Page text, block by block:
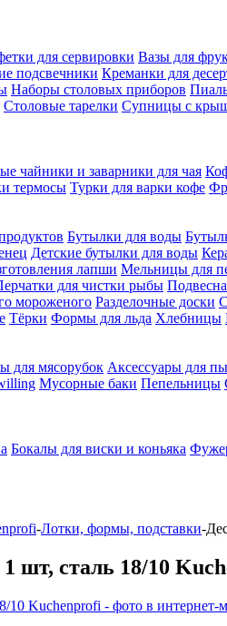
для сервировки Вазы для
подсвечники Креманки для
Наборы столовых приборов
Столовые тарелки Супницы с
чайники и заварники для чая
термосы Турки для варки кофе
Бутылки для воды
Детские бутылки для воды
лапши Мельницы для
для чистки рыбы
мороженого Разделочные доски
Тёрки Формы для льда Хлебницы
для мясорубок Аксессуары для
Мусорные баки Пепельницы
Бокалы для виски и коньяка
-Лотки, формы, подставки-
шт, сталь 18/10